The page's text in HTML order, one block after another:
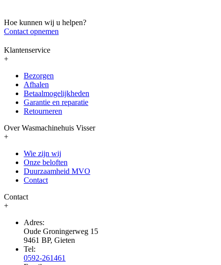
Hoe kunnen wij u helpen?
Contact opnemen
Klantenservice
+
Bezorgen
Afhalen
Betaalmogelijkheden
Garantie en reparatie
Retourneren
Over Wasmachinehuis Visser
+
Wie zijn wij
Onze beloften
Duurzaamheid MVO
Contact
Contact
+
Adres:
Oude Groningerweg 15
9461 BP, Gieten
Tel:
0592-261461